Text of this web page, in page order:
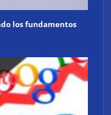
los fundamentos